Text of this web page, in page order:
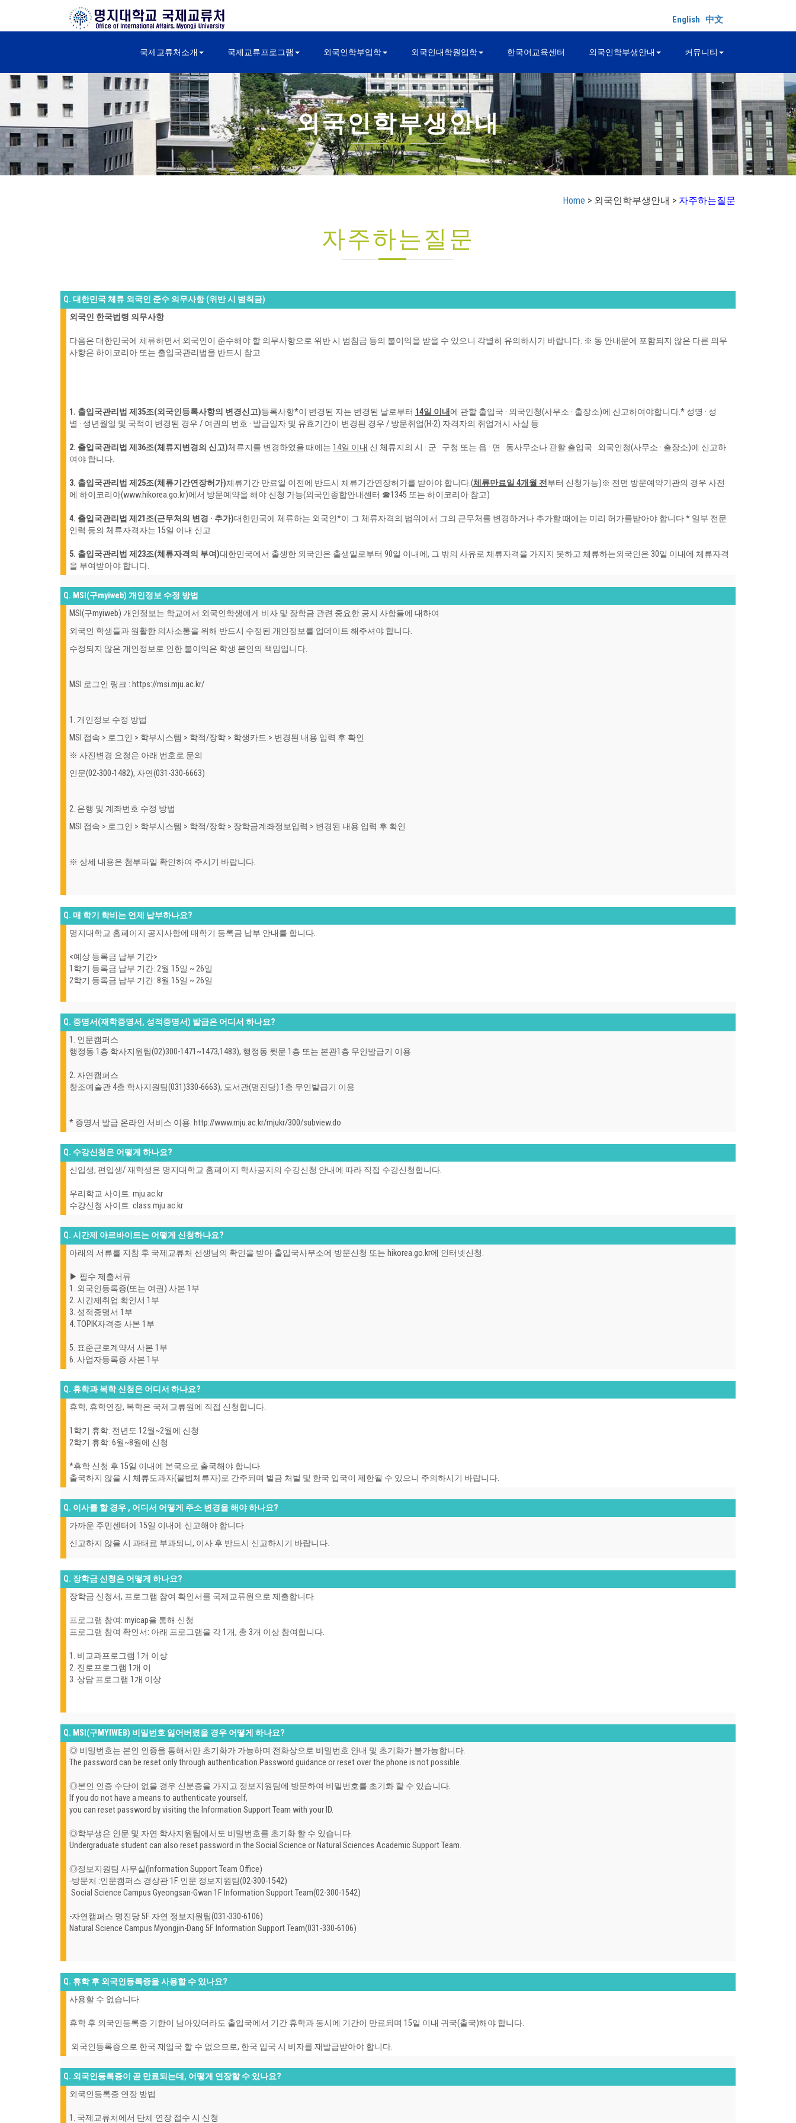
English 中文
국제교류처소개 국제교류프로그램 외국인학부입학 외국인대학원입학 한국어교육센터 외국인학부생안내 커뮤니티
외국인학부생안내
Home > 외국인학부생안내 > 자주하는질문
자주하는질문
Q. 대한민국 체류 외국인 준수 의무사항 (위반 시 범칙금)
외국인 한국법령 의무사항
다음은 대한민국에 체류하면서 외국인이 준수해야 할 의무사항으로 위반 시 범침금 등의 불이익을 받을 수 있으니 각별히 유의하시기 바랍니다. ※ 동 안내문에 포함되지 않은 다른 의무
사항은 하이코리아 또는 출입국관리법을 반드시 참고
1. 출입국관리법 제35조(외국인등록사항의 변경신고)등록사항*이 변경된 자는 변경된 날로부터 14일 이 내에 관할 출입국 · 외국인청(사무소 · 출장소)에 신고하여야합니다.* 성명 · 성
별 · 생년월일 및 국적이 변경된 경우 / 여권의 번호 · 발급일자 및 유효기간이 변경된 경우 / 방문취업(H-2) 자격자의 취업개시 사실 등
2. 출입국관리법 제36조(체류지변경의 신고)체류지를 변경하였을 때에는 14일 이내 신 체류지의 시 · 군 · 구청 또는 읍 · 면 · 동사무소나 관할 출입국 · 외국인청(사무소 · 출장소)에 신고하
여야 합니다.
3. 출입국관리법 제25조(체류기간연장허가)체류기간 만료일 이전에 반드시 체류기간연장허가를 받아야 합니다.(체류만료일 4개월 전부터 신청가능)※ 전면 방문예약기관의 경우 사전
에 하이코리아(www.hikorea.go.kr)에서 방문예약을 해야 신청 가능(외국인종합안내센터 ☎1345 또는 하이코리아 참고)
4. 출입국관리법 제21조(근무처의 변경 · 추가)대한민국에 체류하는 외국인*이 그 체류자격의 범위에서 그의 근무처를 변경하거나 추가할 때에는 미리 허가를받아야 합니다.* 일부 전문
인력 등의 체류자격자는 15일 이내 신고
5. 출입국관리법 제23조(체류자격의 부여)대한민국에서 출생한 외국인은 출생일로부터 90일 이내에, 그 밖의 사유로 체류자격을 가지지 못하고 체류하는외국인은 30일 이내에 체류자격
을 부여받아야 합니다.
Q. MSI(구myiweb) 개인정보 수정 방법
MSI(구myiweb) 개인정보는 학교에서 외국인학생에게 비자 및 장학금 관련 중요한 공지 사항들에 대하여
외국인 학생들과 원활한 의사소통을 위해 반드시 수정된 개인정보를 업데이트 해주셔야 합니다.
수정되지 않은 개인정보로 인한 불이익은 학생 본인의 책임입니다.
MSI 로그인 링크 : https://msi.mju.ac.kr/
1. 개인정보 수정 방법
MSI 접속 > 로그인 > 학부시스템 > 학적/장학 > 학생카드 > 변경된 내용 입력 후 확인
※ 사진변경 요청은 아래 번호로 문의
인문(02-300-1482), 자연(031-330-6663)
2. 은행 및 계좌번호 수정 방법
MSI 접속 > 로그인 > 학부시스템 > 학적/장학 > 장학금계좌정보입력 > 변경된 내용 입력 후 확인
※ 상세 내용은 첨부파일 확인하여 주시기 바랍니다.
Q. 매 학기 학비는 언제 납부하나요?
명지대학교 홈페이지 공지사항에 매학기 등록금 납부 안내를 합니다.
<예상 등록금 납부 기간>
1학기 등록금 납부 기간: 2월 15일 ~ 26일
2학기 등록금 납부 기간: 8월 15일 ~ 26일
Q. 증명서(재학증명서, 성적증명서) 발급은 어디서 하나요?
1. 인문캠퍼스
행정동 1층 학사지원팀(02)300-1471~1473,1483), 행정동 뒷문 1층 또는 본관1층 무인발급기 이용
2. 자연캠퍼스
창조예술관 4층 학사지원팀(031)330-6663), 도서관(명진당) 1층 무인발급기 이용
* 증명서 발급 온라인 서비스 이용: http://www.mju.ac.kr/mjukr/300/subview.do
Q. 수강신청은 어떻게 하나요?
신입생, 편입생/ 재학생은 명지대학교 홈페이지 학사공지의 수강신청 안내에 따라 직접 수강신청합니다.
우리학교 사이트: mju.ac.kr
수강신청 사이트: class.mju.ac.kr
Q. 시간제 아르바이트는 어떻게 신청하나요?
아래의 서류를 지참 후 국제교류처 선생님의 확인을 받아 출입국사무소에 방문신청 또는 hikorea.go.kr에 인터넷신청.
▶ 필수 제출서류
1. 외국인등록증(또는 여권) 사본 1부
2. 시간제취업 확인서 1부
3. 성적증명서 1부
4. TOPIK자격증 사본 1부
5. 표준근로계약서 사본 1부
6. 사업자등록증 사본 1부
Q. 휴학과 복학 신청은 어디서 하나요?
휴학, 휴학연장, 복학은 국제교류원에 직접 신청합니다.
1학기 휴학: 전년도 12월~2월에 신청
2학기 휴학: 6월~8월에 신청
*휴학 신청 후 15일 이내에 본국으로 출국해야 합니다.
출국하지 않을 시 체류도과자(불법체류자)로 간주되며 벌금 처벌 및 한국 입국이 제한될 수 있으니 주의하시기 바랍니다.
Q. 이사를 할 경우 , 어디서 어떻게 주소 변경을 해야 하나요?
가까운 주민센터에 15일 이내에 신고해야 합니다.
신고하지 않을 시 과태료 부과되니, 이사 후 반드시 신고하시기 바랍니다.
Q. 장학금 신청은 어떻게 하나요?
장학금 신청서, 프로그램 참여 확인서를 국제교류원으로 제출합니다.
프로그램 참여: myicap을 통해 신청
프로그램 참여 확인서: 아래 프로그램을 각 1개, 총 3개 이상 참여합니다.
1. 비교과프로그램 1개 이상
2. 진로프로그램 1개 이
3. 상담 프로그램 1개 이상
Q. MSI(구MYIWEB) 비밀번호 잃어버렸을 경우 어떻게 하나요?
◎ 비밀번호는 본인 인증을 통해서만 초기화가 가능하며 전화상으로 비밀번호 안내 및 초기화가 불가능합니다.
The password can be reset only through authentication.Password guidance or reset over the phone is not possible.
◎본인 인증 수단이 없을 경우 신분증을 가지고 정보지원팀에 방문하여 비밀번호를 초기화 할 수 있습니다.
If you do not have a means to authenticate yourself,
you can reset password by visiting the Information Support Team with your ID.
◎학부생은 인문 및 자연 학사지원팀에서도 비밀번호를 초기화 할 수 있습니다.
Undergraduate student can also reset password in the Social Science or Natural Sciences Academic Support Team.
◎정보지원팀 사무실(Information Support Team Office)
-방문처 :인문캠퍼스 경상관 1F 인문 정보지원팀(02-300-1542)
Social Science Campus Gyeongsan-Gwan 1F Information Support Team(02-300-1542)
-자연캠퍼스 명진당 5F 자연 정보지원팀(031-330-6106)
Natural Science Campus Myongjin-Dang 5F Information Support Team(031-330-6106)
Q. 휴학 후 외국인등록증을 사용할 수 있나요?
사용할 수 없습니다.
휴학 후 외국인등록증 기한이 남아있더라도 출입국에서 기간 휴학과 동시에 기간이 만료되며 15일 이내 귀국(출국)해야 합니다.
외국인등록증으로 한국 재입국 할 수 없으므로, 한국 입국 시 비자를 재발급받아야 합니다.
Q. 외국인등록증이 곧 만료되는데, 어떻게 연장할 수 있나요?
외국인등록증 연장 방법
1. 국제교류처에서 단체 연장 접수 시 신청